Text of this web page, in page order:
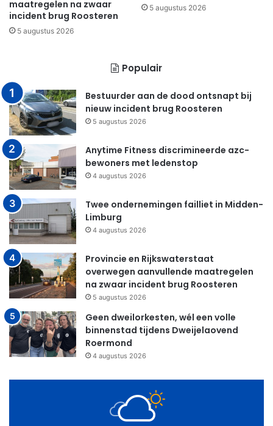
maatregelen na zwaar
incident brug Roosteren
5 augustus 2026
5 augustus 2026
Populair
Bestuurder aan de dood ontsnapt bij
nieuw incident brug Roosteren
5 augustus 2026
Anytime Fitness discrimineerde azc-
bewoners met ledenstop
4 augustus 2026
Twee ondernemingen failliet in Midden-
Limburg
4 augustus 2026
Provincie en Rijkswaterstaat
overwegen aanvullende maatregelen
na zwaar incident brug Roosteren
5 augustus 2026
Geen dweilorkesten, wél een volle
binnenstad tijdens Dweijelaovend
Roermond
4 augustus 2026